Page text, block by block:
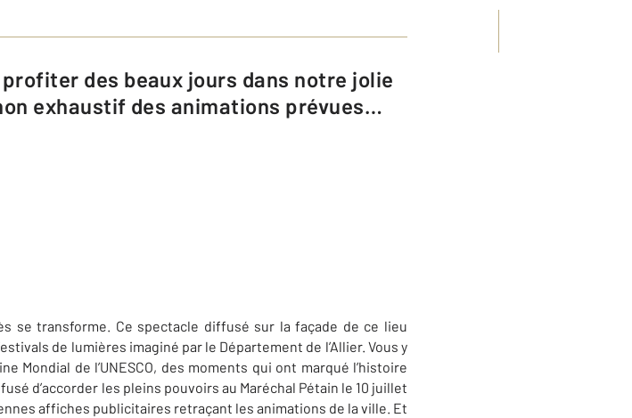
exhaustif des animations prévues…
se transforme. Ce spectacle diffusé sur la façade de ce lieu
de lumières imaginé par le Département de l’Allier. Vous y
Mondial de l’UNESCO, des moments qui ont marqué l’histoire
d’accorder les pleins pouvoirs au Maréchal Pétain le 10 juillet
affiches publicitaires retraçant les animations de la ville. Et